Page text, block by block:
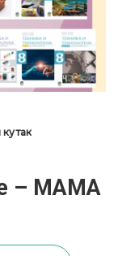
– МАМА